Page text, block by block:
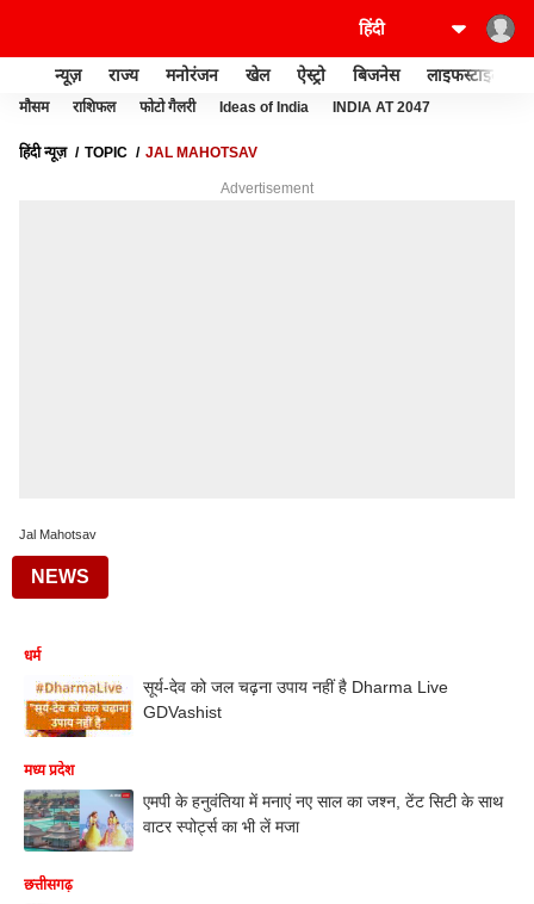
न्यूज़ राज्य मनोरंजन खेल ऐस्ट्रो बिजनेस लाइफस्टाइल
मौसम राशिफल फोटो गैलरी Ideas of India INDIA AT 2047
हिंदी न्यूज़ TOPIC JAL MAHOTSAV
Advertisement
Jal Mahotsav
NEWS
धर्म
सूर्य-देव को जल चढ़ना उपाय नहीं है Dharma Live
GDVashist
मध्य प्रदेश
एमपी के हनुवंतिया में मनाएं नए साल का जश्न, टेंट सिटी के साथ
वाटर स्पोर्ट्स का भी लें मजा
छत्तीसगढ़